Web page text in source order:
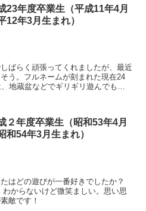
23年度卒業生（平成11年4月
12年3月生まれ）
ばらく頑張ってくれましたが、最近
う。フルネームが刻まれた現在24
地蔵盆などでギリギリ遊んでもら
２年度卒業生（昭和53年4月
和54年3月生まれ）
はどの遊びが一番好きでしたか？
からないけど微笑ましい。思い思
敵です！